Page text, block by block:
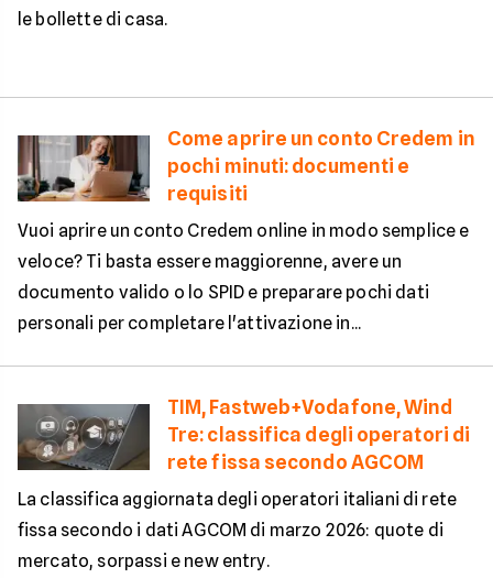
le bollette di casa.
Come aprire un conto Credem in
pochi minuti: documenti e
requisiti
Vuoi aprire un conto Credem online in modo semplice e
veloce? Ti basta essere maggiorenne, avere un
documento valido o lo SPID e preparare pochi dati
personali per completare l'attivazione in...
TIM, Fastweb+Vodafone, Wind
Tre: classifica degli operatori di
rete fissa secondo AGCOM
La classifica aggiornata degli operatori italiani di rete
fissa secondo i dati AGCOM di marzo 2026: quote di
mercato, sorpassi e new entry.